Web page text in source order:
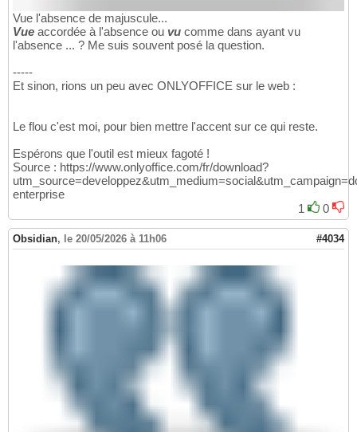
Vue l'absence de majuscule...
Vue accordée à l'absence ou vu comme dans ayant vu
l'absence ... ? Me suis souvent posé la question.
-----
Et sinon, rions un peu avec ONLYOFFICE sur le web :
Le flou c'est moi, pour bien mettre l'accent sur ce qui reste.
Espérons que l'outil est mieux fagoté !
Source : https://www.onlyoffice.com/fr/download?
enterprise
1
0
Obsidian, le 20/05/2026 à 11h06 #4034